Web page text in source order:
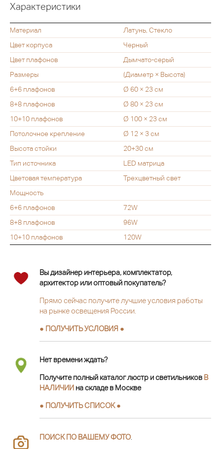
Характеристики
Материал
Латунь, Стекло
Цвет корпуса
Черный
Цвет плафонов
Дымчато-серый
Размеры
(Диаметр × Высота)
6+6 плафонов
Ø 60 × 23 см
8+8 плафонов
Ø 80 × 23 см
10+10 плафонов
Ø 100 × 23 см
Потолочное крепление
Ø 12 × 3 см
Высота стойки
20+30 см
Тип источника
LED матрица
Цветовая температура
Трехцветный свет
Мощность
6+6 плафонов
72W
8+8 плафонов
96W
10+10 плафонов
120W
Вы дизайнер интерьера, комплектатор,
архитектор или оптовый покупатель?
Прямо сейчас получите лучшие условия работы
на рынке освещения России.
● ПОЛУЧИТЬ УСЛОВИЯ ●
Нет времени ждать?
Получите полный каталог люстр и светильников В
НАЛИЧИИ на складе в Москве
● ПОЛУЧИТЬ СПИСОК ●
ПОИСК ПО ВАШЕМУ ФОТО